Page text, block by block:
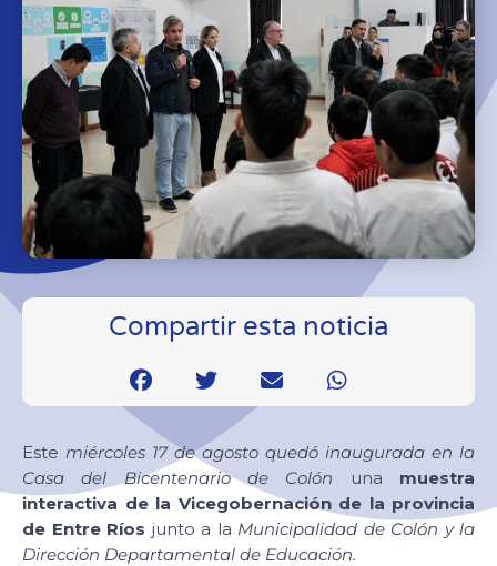
Compartir esta noticia
Este miércoles 17 de agosto quedó inaugurada en la
Casa del Bicentenario de Colón una muestra
interactiva de la Vicegobernación de la provincia
de Entre Ríos junto a la Municipalidad de Colón y la
Dirección Departamental de Educación.